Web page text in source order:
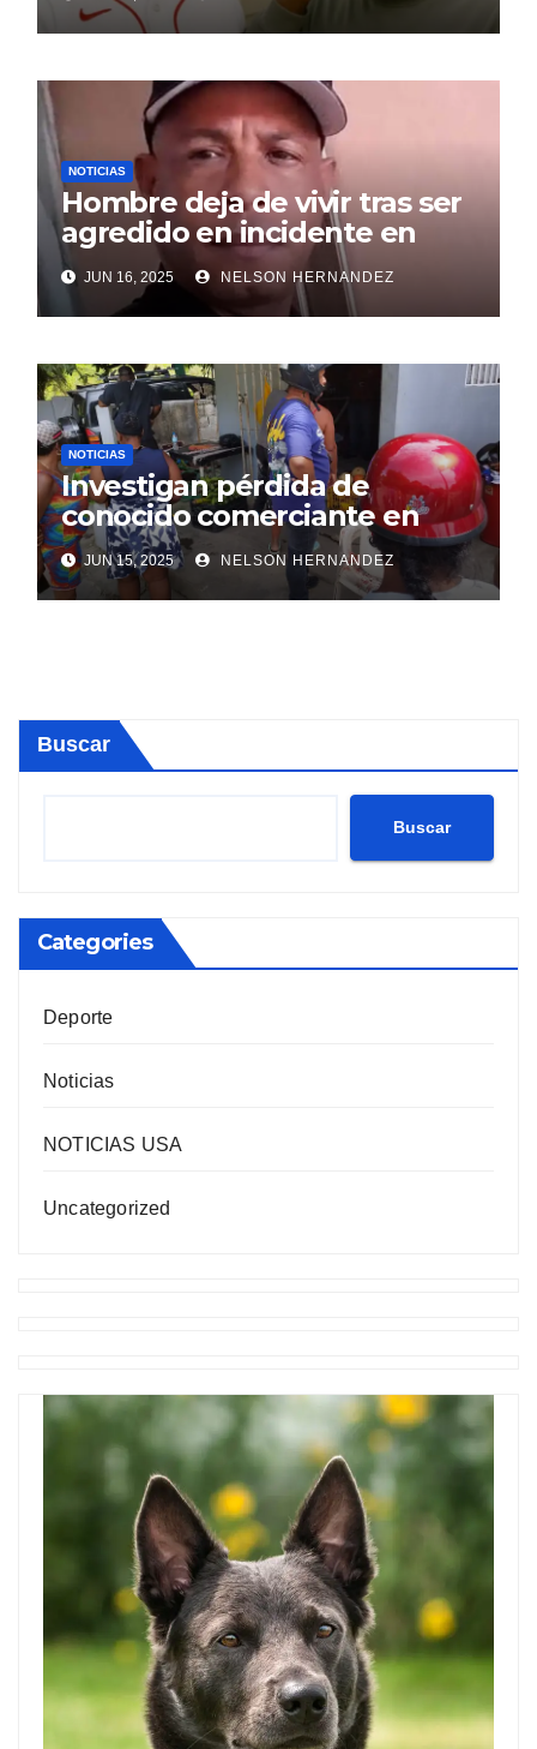
NOTICIAS
Hombre deja de vivir tras ser
agredido en incidente en
SDE
JUN 16, 2025 NELSON HERNANDEZ
NOTICIAS
Investigan pérdida de
conocido comerciante en
Sosúa
JUN 15, 2025 NELSON HERNANDEZ
Buscar
Buscar
Categories
Deporte
Noticias
NOTICIAS USA
Uncategorized